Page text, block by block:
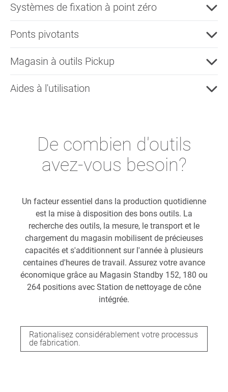
Systèmes de fixation à point zéro
Ponts pivotants
Magasin à outils Pickup
Aides à l'utilisation
De combien d'outils
avez-vous besoin?
Un facteur essentiel dans la production quotidienne
est la mise à disposition des bons outils. La
recherche des outils, la mesure, le transport et le
chargement du magasin mobilisent de précieuses
capacités et s'additionnent sur l'année à plusieurs
centaines d'heures de travail. Assurez votre avance
économique grâce au Magasin Standby 152, 180 ou
264 positions avec Station de nettoyage de cône
intégrée.
Rationalisez considérablement votre processus
de fabrication.